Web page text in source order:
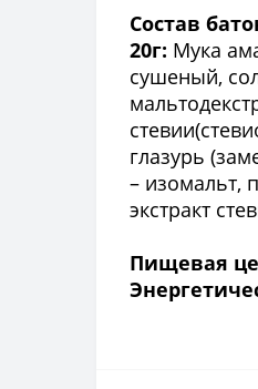
Состав
20г: Мука
сушеный,
глазурь
– изомальт,
экстракт
Пищевая